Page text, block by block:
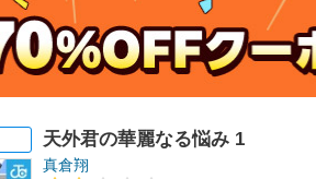
天外君の華麗なる悩み 1
真倉翔